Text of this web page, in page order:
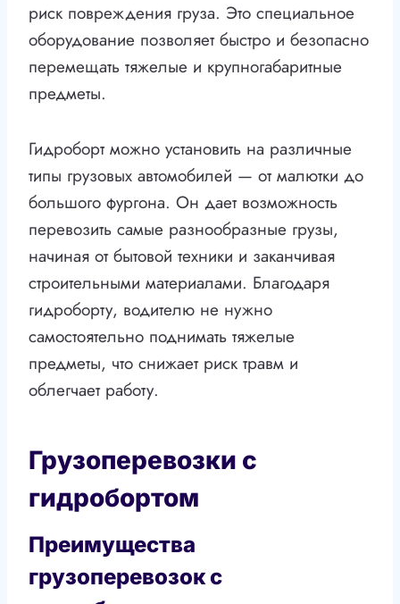
риск повреждения груза. Это специальное
оборудование позволяет быстро и безопасно
перемещать тяжелые и крупногабаритные
предметы.
Гидроборт можно установить на различные
типы грузовых автомобилей — от малютки до
большого фургона. Он дает возможность
перевозить самые разнообразные грузы,
начиная от бытовой техники и заканчивая
строительными материалами. Благодаря
гидроборту, водителю не нужно
самостоятельно поднимать тяжелые
предметы, что снижает риск травм и
облегчает работу.
Грузоперевозки с
гидробортом
Преимущества
грузоперевозок с